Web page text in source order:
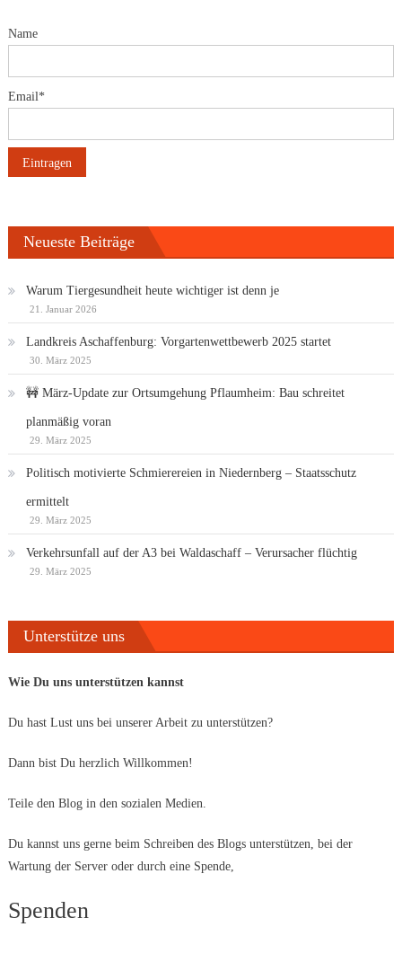
Name
Email*
Neueste Beiträge
Warum Tiergesundheit heute wichtiger ist denn je
21. Januar 2026
Landkreis Aschaffenburg: Vorgartenwettbewerb 2025 startet
30. März 2025
🚧 März-Update zur Ortsumgehung Pflaumheim: Bau schreitet
planmäßig voran
29. März 2025
Politisch motivierte Schmierereien in Niedernberg – Staatsschutz
ermittelt
29. März 2025
Verkehrsunfall auf der A3 bei Waldaschaff – Verursacher flüchtig
29. März 2025
Unterstütze uns
Wie Du uns unterstützen kannst
Du hast Lust uns bei unserer Arbeit zu unterstützen?
Dann bist Du herzlich Willkommen!
Teile den Blog in den sozialen Medien.
Du kannst uns gerne beim Schreiben des Blogs unterstützen, bei der
Wartung der Server oder durch eine Spende,
Spenden